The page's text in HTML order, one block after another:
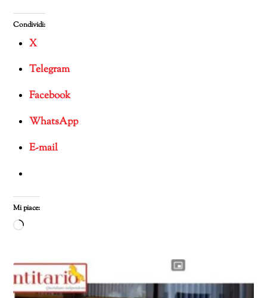
Condividi:
X
Telegram
Facebook
WhatsApp
E-mail
Mi piace:
Caricamento
corso…